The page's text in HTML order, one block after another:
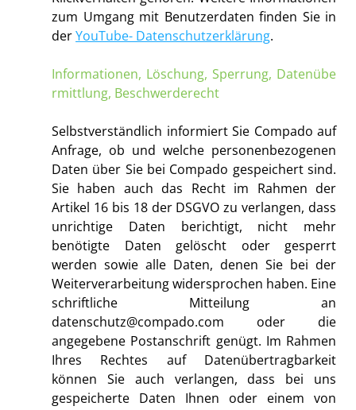
zum Umgang mit Benutzerdaten finden Sie in
derYouTube- Datenschutzerklärung.
Informationen, Löschung, Sperrung, Datenübe
rmittlung, Beschwerderecht
Selbstverständlich informiert Sie Compado auf
Anfrage, ob und welche personenbezogenen
Daten über Sie bei Compado gespeichert sind.
Sie haben auch das Recht im Rahmen der
Artikel 16 bis 18 der DSGVO zu verlangen, dass
unrichtige Daten berichtigt, nicht mehr
benötigte Daten gelöscht oder gesperrt
werden sowie alle Daten, denen Sie bei der
Weiterverarbeitung widersprochen haben. Eine
schriftliche Mitteilung an
datenschutz@compado.com oder die
angegebene Postanschrift genügt. Im Rahmen
Ihres Rechtes auf Datenübertragbarkeit
können Sie auch verlangen, dass bei uns
gespeicherte Daten Ihnen oder einem von